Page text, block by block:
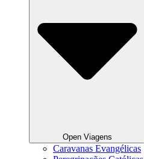
Open Viagens
Caravanas Evangélicas